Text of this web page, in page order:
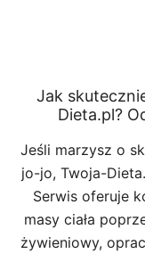
Jak
Dieta.pl?
Jeśli marzysz o
jo-jo, Twoja-
Serwis oferuje
masy ciała
żywieniowy,